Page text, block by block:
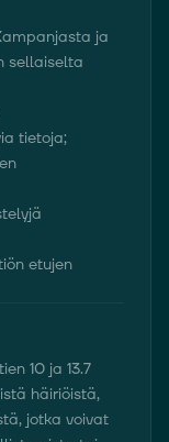
ja
sellaiselta
tietoja;
etujen
10 ja 13.7
häiriöistä,
jotka voivat